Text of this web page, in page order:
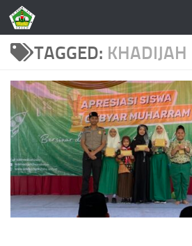
Skip to content
TAGGED: KHADIJAH